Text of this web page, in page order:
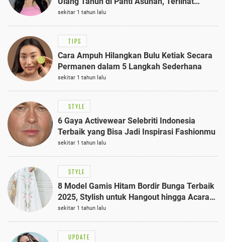
Anggun dengan Kaftan Cokelat
sekitar 1 tahun lalu
TIPS
Cara Ampuh Hilangkan Bulu Ketiak Secara
Permanen dalam 5 Langkah Sederhana
sekitar 1 tahun lalu
STYLE
6 Gaya Activewear Selebriti Indonesia
Terbaik yang Bisa Jadi Inspirasi Fashionmu
sekitar 1 tahun lalu
STYLE
8 Model Gamis Hitam Bordir Bunga Terbaik
2025, Stylish untuk Hangout hingga Acara
Semi-Formal
sekitar 1 tahun lalu
UPDATE